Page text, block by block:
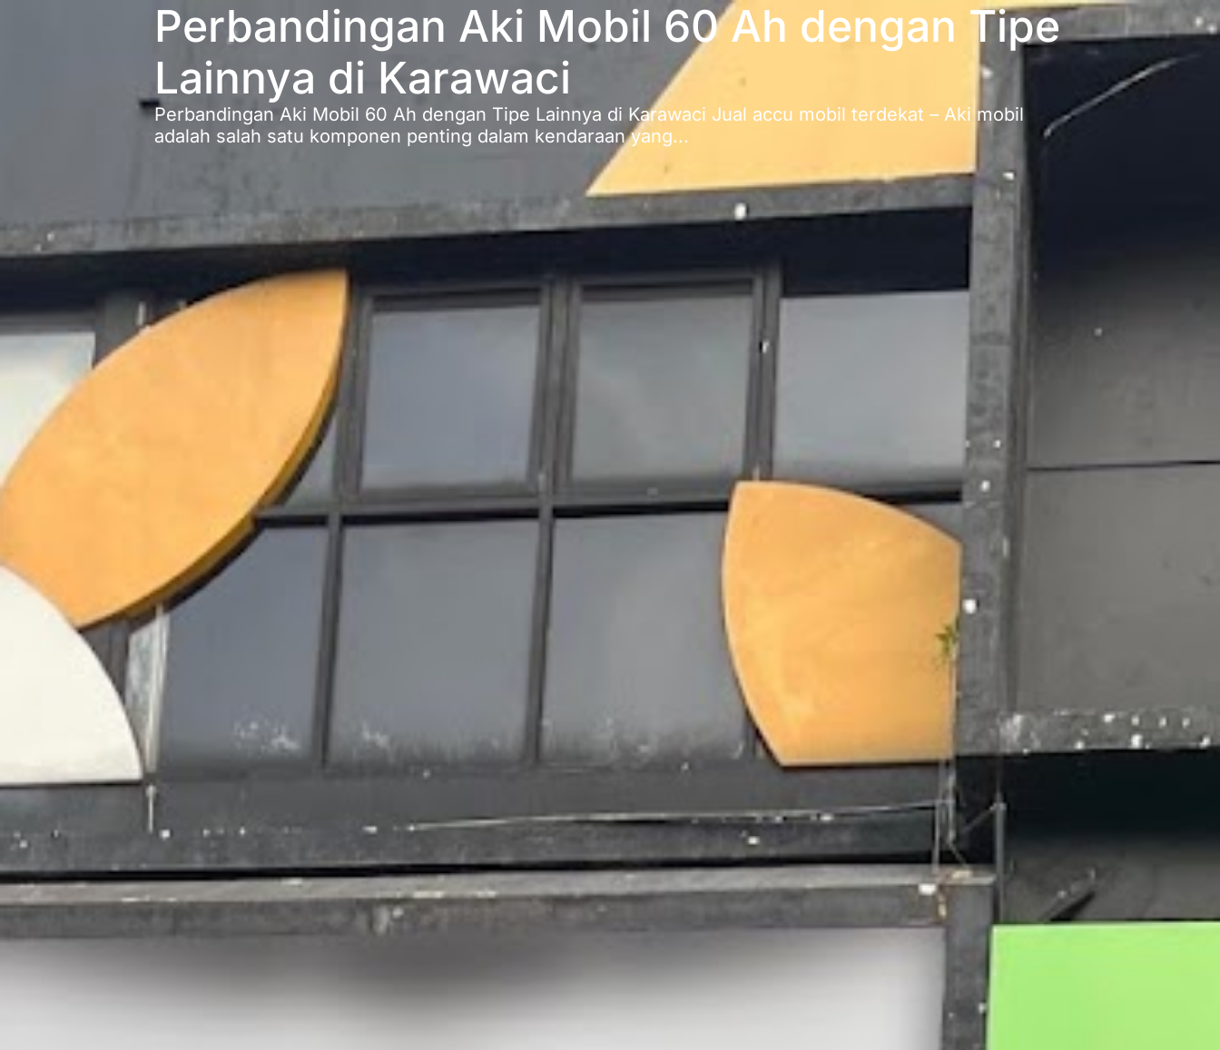
Perbandingan Aki Mobil 60 Ah dengan Tipe
Lainnya di Karawaci
Perbandingan Aki Mobil 60 Ah dengan Tipe Lainnya di Karawaci Jual accu mobil terdekat – Aki mobil
adalah salah satu komponen penting dalam kendaraan yang...